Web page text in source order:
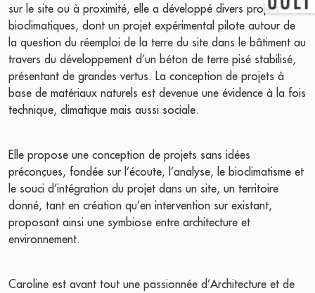
sur le site ou à proximité, elle a développé divers projets
bioclimatiques, dont un projet expérimental pilote autour de
la question du réemploi de la terre du site dans le bâtiment au
travers du développement d’un béton de terre pisé stabilisé,
présentant de grandes vertus. La conception de projets à
base de matériaux naturels est devenue une évidence à la fois
technique, climatique mais aussi sociale.
Elle propose une conception de projets sans idées
préconçues, fondée sur l’écoute, l’analyse, le bioclimatisme et
le souci d’intégration du projet dans un site, un territoire
donné, tant en création qu’en intervention sur existant,
proposant ainsi une symbiose entre architecture et
environnement.
Caroline est avant tout une passionnée d’Architecture et de